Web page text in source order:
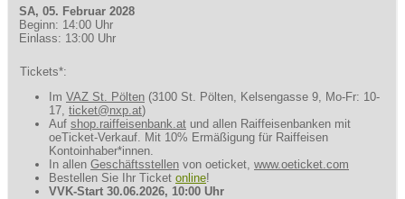
SA, 05. Februar 2028
Beginn: 14:00 Uhr
Einlass: 13:00 Uhr
Tickets*:
Im VAZ St. Pölten (3100 St. Pölten, Kelsengasse 9, Mo-Fr: 10-
17, ticket@nxp.at)
Auf shop.raiffeisenbank.at und allen Raiffeisenbanken mit
oeTicket-Verkauf. Mit 10% Ermäßigung für Raiffeisen
Kontoinhaber*innen.
In allen Geschäftsstellen von oeticket, www.oeticket.com
Bestellen Sie Ihr Ticket online!
VVK-Start 30.06.2026, 10:00 Uhr